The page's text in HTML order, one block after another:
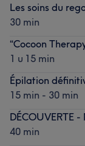
Les soins du
30 min
“Cocoon
1 u 15 min
Épilation
15 min - 30 min
DÉCOUVERTE
40 min